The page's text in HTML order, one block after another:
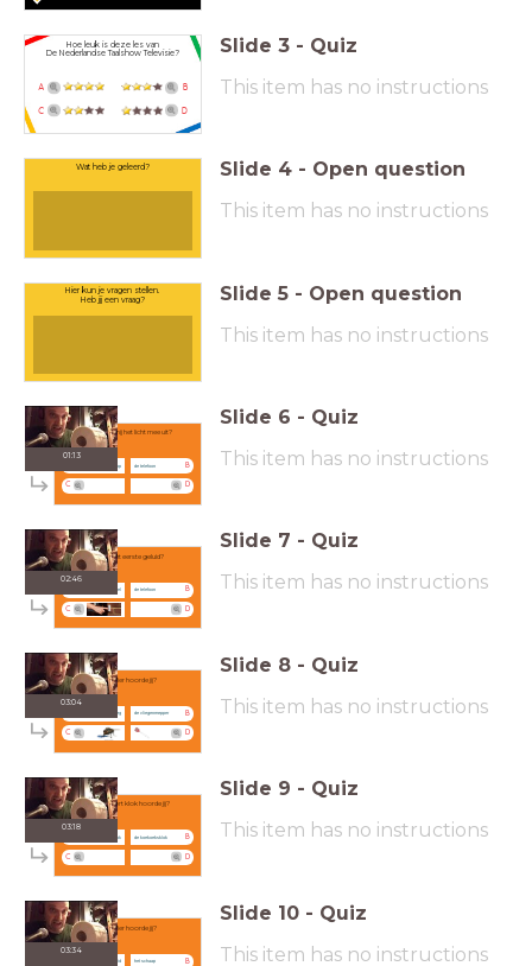
Hoe leuk is deze les van
De Nederlandse Taalshow Televisie?
A B
C D
Slide 3 - Quiz
This item has no instructions
Wat heb je geleerd? Slide 4 - Open question
This item has no instructions
Hier kun je vragen stellen.
Heb jij een vraag?
Slide 5 - Open question
This item has no instructions
01:13
Waar doet hij het licht mee uit?
de laptop B
de telefoon
C D
Slide 6 - Quiz
This item has no instructions
02:46
Wat is het eerste geluid?
de deurbel B
de telefoon
C D
Slide 7 - Quiz
This item has no instructions
03:04
Welk dier hoorde jij?
de vlieg B
de vliegenmepper
C D
Slide 8 - Quiz
This item has no instructions
03:18
Welke soort klok hoorde jij?
de kerkklok B
de koekoeksklok
C D
Slide 9 - Quiz
This item has no instructions
03:34
Welk dier hoorde jij?
Ingrid B
het schaap
Slide 10 - Quiz
This item has no instructions